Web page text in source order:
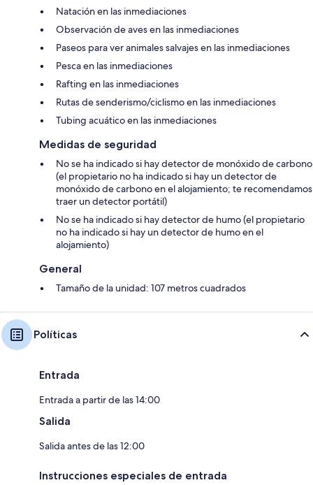
Natación en las inmediaciones
Observación de aves en las inmediaciones
Paseos para ver animales salvajes en las inmediaciones
Pesca en las inmediaciones
Rafting en las inmediaciones
Rutas de senderismo/ciclismo en las inmediaciones
Tubing acuático en las inmediaciones
Medidas de seguridad
No se ha indicado si hay detector de monóxido de carbono
(el propietario no ha indicado si hay un detector de
monóxido de carbono en el alojamiento; te recomendamos
traer un detector portátil)
No se ha indicado si hay detector de humo (el propietario
no ha indicado si hay un detector de humo en el
alojamiento)
General
Tamaño de la unidad: 107 metros cuadrados
Políticas
Entrada
Entrada a partir de las 14:00
Salida
Salida antes de las 12:00
Instrucciones especiales de entrada